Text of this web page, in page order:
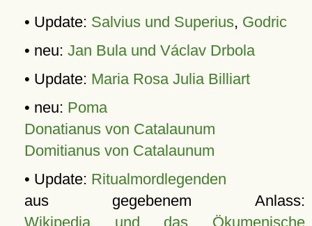
• Update: Salvius und Superius, Godric
• neu: Jan Bula und Václav Drbola
• Update: Maria Rosa Julia Billiart
• neu: Poma
Donatianus von Catalaunum
Domitianus von Catalaunum
• Update: Ritualmordlegenden
aus gegebenem Anlass:
Wikipedia und das Ökumenische